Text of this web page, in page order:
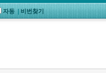
자동 비번찾기